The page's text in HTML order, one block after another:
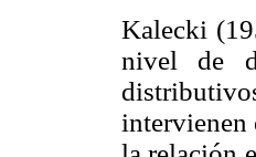
Kalecki
nivel de
intervienen